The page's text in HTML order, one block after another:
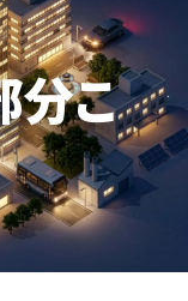
分こ
基盤